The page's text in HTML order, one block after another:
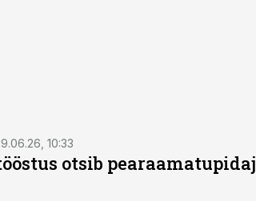
10:33
otsib